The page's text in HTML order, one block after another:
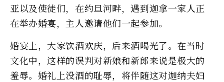
亚以及使徒们，在约旦河畔，遇到迦拿一家人正
在举办婚宴，主人邀请他们一起参加。
婚宴上，大家饮酒欢庆，后来酒喝光了。在当时
文化中，这样的误判对新娘和新郎来说是极大的
羞辱。婚礼上没酒的耻辱，将伴随这对迦纳夫妇